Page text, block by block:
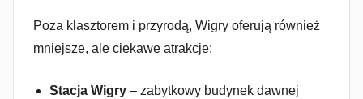
Poza klasztorem i przyrodą, Wigry oferują również
mniejsze, ale ciekawe atrakcje:
Stacja Wigry – zabytkowy budynek dawnej